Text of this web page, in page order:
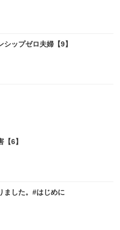
シップゼロ夫婦【9】
6】
ました。#はじめに